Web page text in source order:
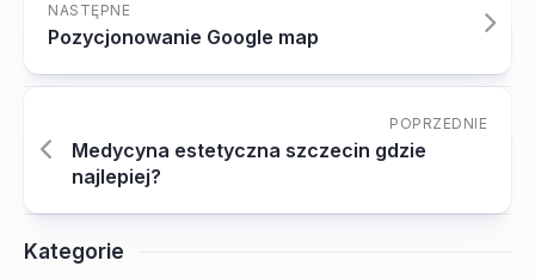
NASTĘPNE
Pozycjonowanie Google map
POPRZEDNIE
Medycyna estetyczna szczecin gdzie
najlepiej?
Kategorie